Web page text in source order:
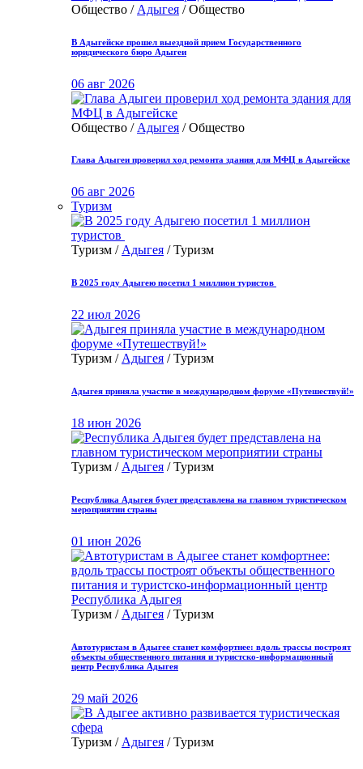
Общество / Адыгея / Общество
В Адыгейске прошел выездной прием Государственного
юридического бюро Адыгеи
06 авг 2026
Общество / Адыгея / Общество
Глава Адыгеи проверил ход ремонта здания для МФЦ в Адыгейске
06 авг 2026
Туризм
Туризм /Адыгея / Туризм
В 2025 году Адыгею посетил 1 миллион туристов
22 июл 2026
Туризм / Адыгея / Туризм
Адыгея приняла участие в международном форуме «Путешествуй!»
18 июн 2026
Туризм / Адыгея / Туризм
Республика Адыгея будет представлена на главном туристическом
мероприятии страны
01 июн 2026
Туризм / Адыгея / Туризм
Автотуристам в Адыгее станет комфортнее: вдоль трассы построят
объекты общественного питания и туристско-информационный
центр Республика Адыгея
29 май 2026
Туризм / Адыгея / Туризм